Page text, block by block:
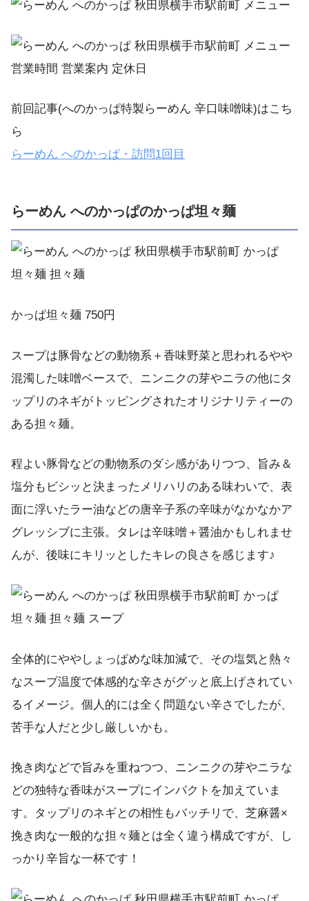
前回記事(へのかっぱ特製らーめん 辛口味噌味)はこち
ら
らーめん へのかっぱ・訪問1回目
らーめん へのかっぱのかっぱ坦々麺
かっぱ坦々麺 750円
スープは豚骨などの動物系＋香味野菜と思われるやや
混濁した味噌ベースで、ニンニクの芽やニラの他にタ
ップリのネギがトッピングされたオリジナリティーの
ある担々麺。
程よい豚骨などの動物系のダシ感がありつつ、旨み＆
塩分もビシッと決まったメリハリのある味わいで、表
面に浮いたラー油などの唐辛子系の辛味がなかなかア
グレッシブに主張。タレは辛味噌＋醤油かもしれませ
んが、後味にキリッとしたキレの良さを感じます♪
全体的にややしょっぱめな味加減で、その塩気と熱々
なスープ温度で体感的な辛さがグッと底上げされてい
るイメージ。個人的には全く問題ない辛さでしたが、
苦手な人だと少し厳しいかも。
挽き肉などで旨みを重ねつつ、ニンニクの芽やニラな
どの独特な香味がスープにインパクトを加えていま
す。タップリのネギとの相性もバッチリで、芝麻醤×
挽き肉な一般的な担々麺とは全く違う構成ですが、し
っかり辛旨な一杯です！